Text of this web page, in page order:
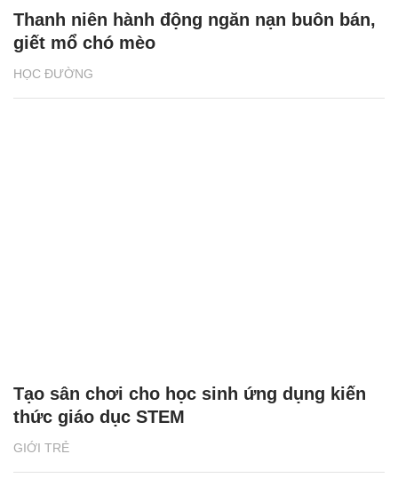
HỌC ĐƯỜNG
Thanh niên hành động ngăn nạn buôn bán,
giết mổ chó mèo
GIỚI TRẺ
Tạo sân chơi cho học sinh ứng dụng kiến
thức giáo dục STEM